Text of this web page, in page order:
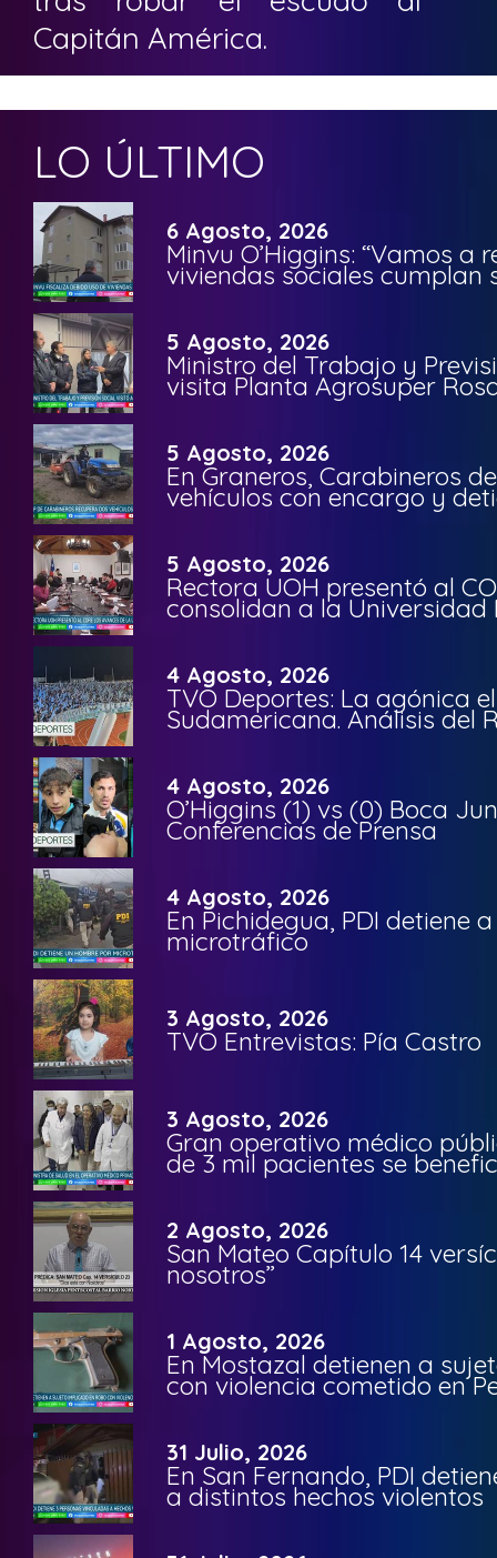
Capitán América.
LO ÚLTIMO
6 Agosto, 2026
Minvu O’Higgins: “Vamos a
viviendas sociales cumplan
5 Agosto, 2026
Ministro del Trabajo y
visita Planta Agrosuper
5 Agosto, 2026
En Graneros, Carabineros
vehículos con encargo y
5 Agosto, 2026
Rectora UOH presentó al
consolidan a la Universidad
4 Agosto, 2026
TVO Deportes: La agónica
Sudamericana. Análisis del
4 Agosto, 2026
O’Higgins (1) vs (0) Boca
Conferencias de Prensa
4 Agosto, 2026
En Pichidegua, PDI detiene
microtráfico
3 Agosto, 2026
TVO Entrevistas: Pía Castro
3 Agosto, 2026
Gran operativo médico
de 3 mil pacientes se
2 Agosto, 2026
San Mateo Capítulo 14
nosotros”
1 Agosto, 2026
En Mostazal detienen a
con violencia cometido en
31 Julio, 2026
En San Fernando, PDI
a distintos hechos violentos